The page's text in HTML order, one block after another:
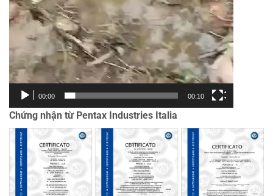
00:00 00:10
Chứng nhận từ Pentax Industries Italia